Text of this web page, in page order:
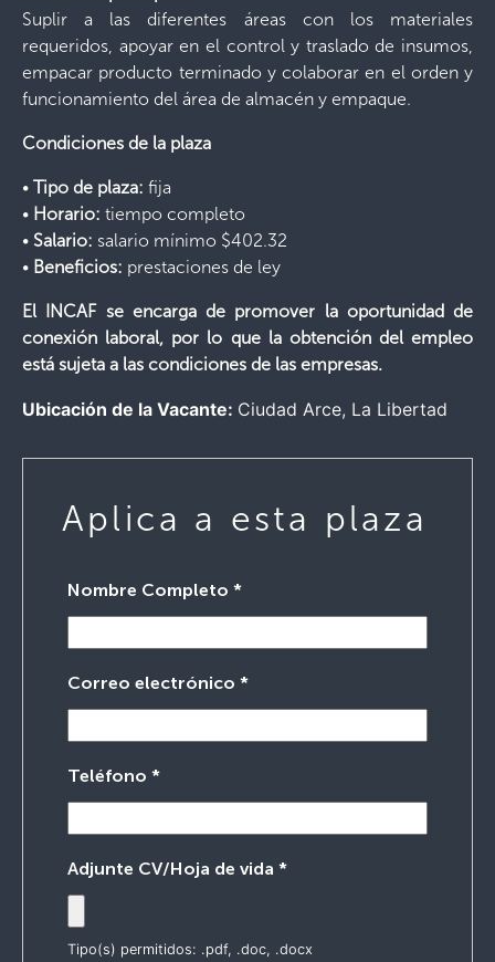
Suplir a las diferentes áreas con los materiales
requeridos, apoyar en el control y traslado de insumos,
empacar producto terminado y colaborar en el orden y
funcionamiento del área de almacén y empaque.
Condiciones de la plaza
• Tipo de plaza: fija
• Horario: tiempo completo
• Salario: salario mínimo $402.32
• Beneficios: prestaciones de ley
El INCAF se encarga de promover la oportunidad de
conexión laboral, por lo que la obtención del empleo
está sujeta a las condiciones de las empresas.
Ubicación de la Vacante: Ciudad Arce La Libertad
Aplica a esta plaza
Nombre Completo *
Correo electrónico *
Teléfono *
Adjunte CV/Hoja de vida *
Tipo(s) permitidos: .pdf, .doc, .docx